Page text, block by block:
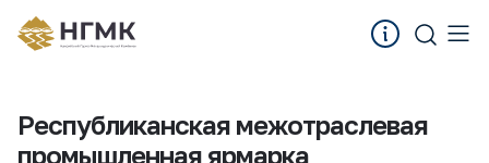
Республиканская межотраслевая
промышленная ярмарка